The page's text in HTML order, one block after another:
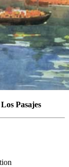
Pasajes